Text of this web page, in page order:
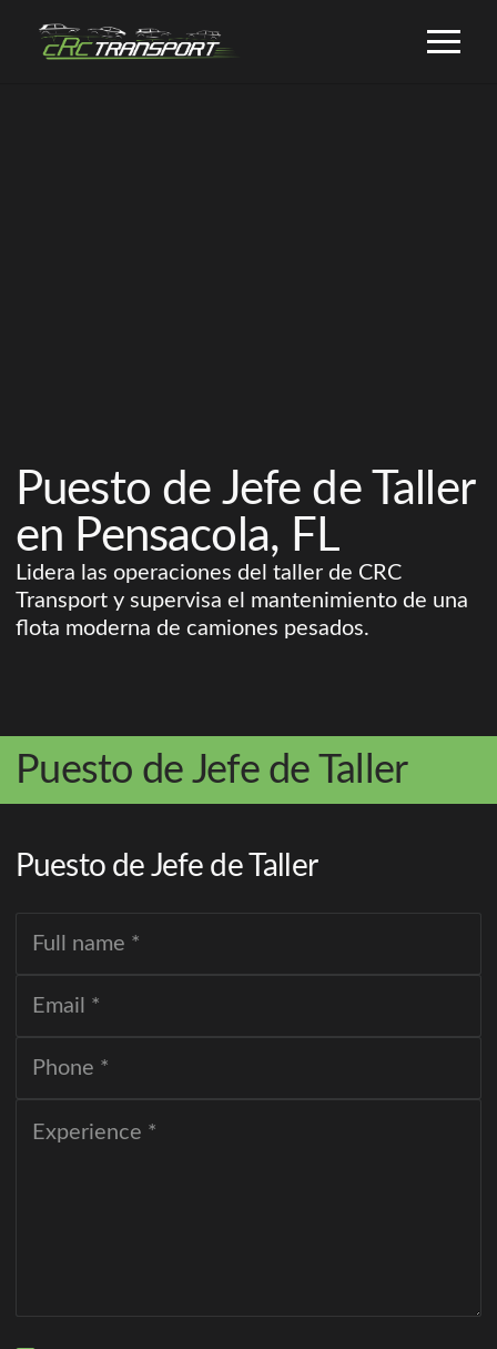
Puesto de Jefe de Taller
en Pensacola, FL
Lidera las operaciones del taller de CRC
Transport y supervisa el mantenimiento de una
flota moderna de camiones pesados.
Puesto de Jefe de Taller
Puesto de Jefe de Taller